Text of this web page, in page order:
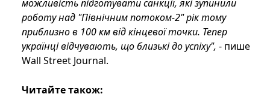
можливість підготувати санкції, які зупинили
роботу над "Північним потоком-2" рік тому
приблизно в 100 км від кінцевої точки. Тепер
українці відчувають, що близькі до успіху", - пише
Wall Street Journal.
Читайте також: